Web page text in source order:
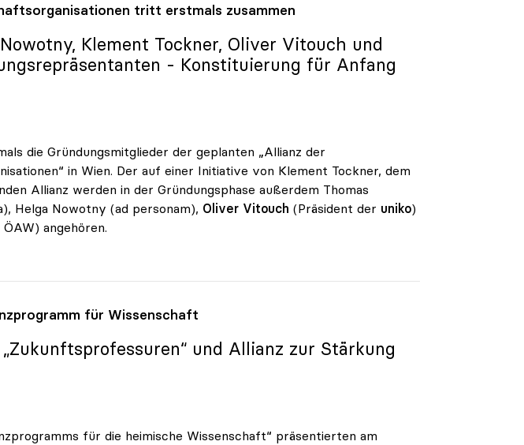
tritt erstmals zusammen
Klement Tockner, Oliver Vitouch und
- Konstituierung für Anfang
die Gründungsmitglieder der geplanten „Allianz der
in Wien. Der auf einer Initiative von Klement Tockner, dem
Allianz werden in der Gründungsphase außerdem Thomas
Helga Nowotny (ad personam), Oliver Vitouch (Präsident der uniko)
angehören.
für Wissenschaft
und Allianz zur Stärkung
für die heimische Wissenschaft“ präsentierten am